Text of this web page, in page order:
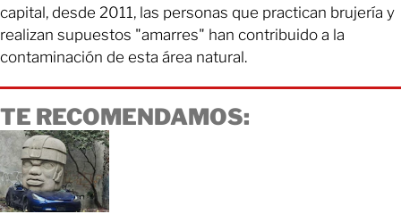
capital, desde 2011, las personas que practican brujería y
realizan supuestos "amarres" han contribuido a la
contaminación de esta área natural.
TE RECOMENDAMOS: